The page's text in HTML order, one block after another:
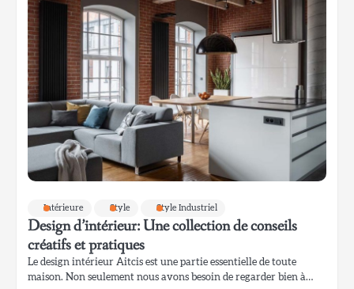
Intérieure Style Style Industriel
Design d’intérieur: Une collection de conseils
créatifs et pratiques
Le design intérieur Aitcis est une partie essentielle de toute
maison. Non seulement nous avons besoin de regarder bien à…
Lanterne de chalet pour l’entrée de la
boue
Rom Wali
5
Lampe de table en céramique vitrifiée de
style mid-century modern pour le salon
Rom Wali
6